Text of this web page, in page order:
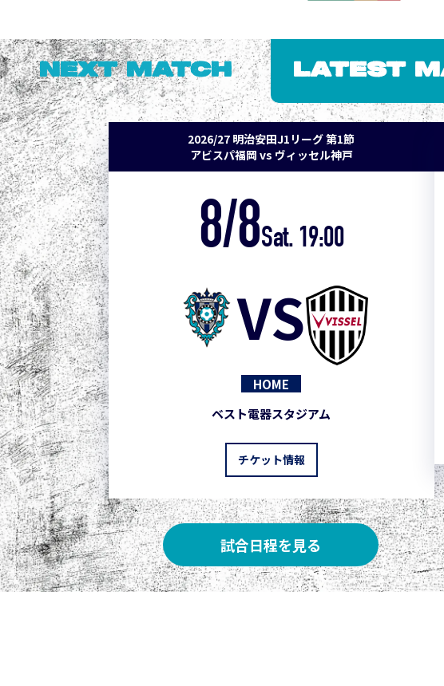
NEXT MATCH LATEST
2026/27 明治安田J1リーグ 第1節
アビスパ福岡 vs ヴィッセル神戸
8/8Sat. 19:00
VS
HOME
ベスト電器スタジアム
チケット情報
試合日程を見る